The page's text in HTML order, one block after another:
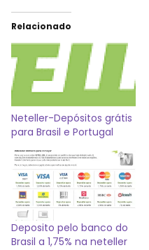
Relacionado
Neteller-Depósitos grátis
para Brasil e Portugal
Deposito pelo banco do
Brasil a 1,75% na neteller